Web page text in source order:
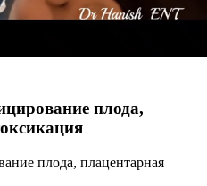
плода,